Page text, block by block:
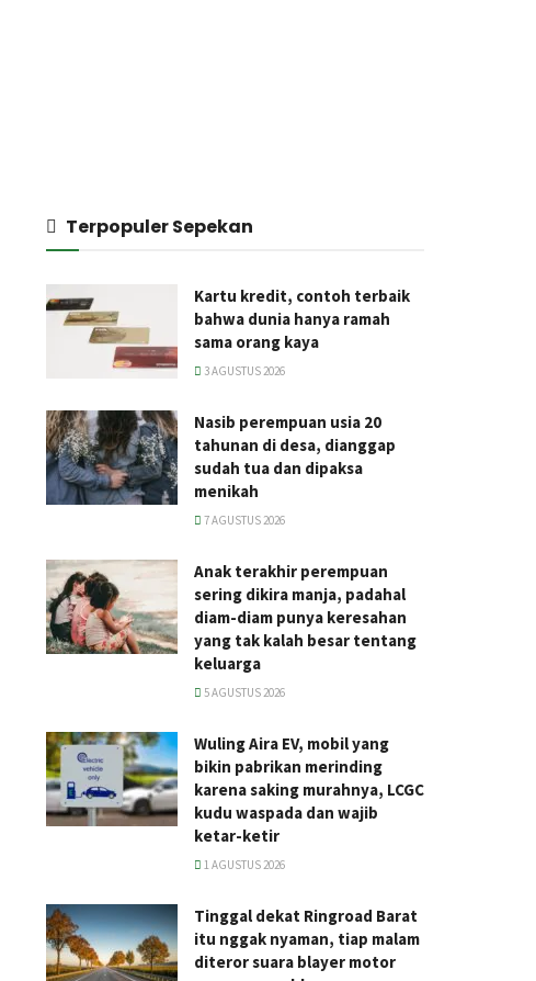
Terpopuler Sepekan
Kartu kredit, contoh terbaik
bahwa dunia hanya ramah
sama orang kaya
3 AGUSTUS 2026
Nasib perempuan usia 20
tahunan di desa, dianggap
sudah tua dan dipaksa
menikah
7 AGUSTUS 2026
Anak terakhir perempuan
sering dikira manja, padahal
diam-diam punya keresahan
yang tak kalah besar tentang
keluarga
5 AGUSTUS 2026
Wuling Aira EV, mobil yang
bikin pabrikan merinding
karena saking murahnya, LCGC
kudu waspada dan wajib
ketar-ketir
1 AGUSTUS 2026
Tinggal dekat Ringroad Barat
itu nggak nyaman, tiap malam
diteror suara blayer motor